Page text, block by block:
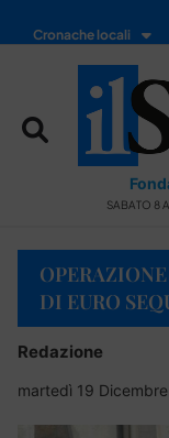
Cronache locali
SABATO 8
DI EURO
Redazione
martedì 19